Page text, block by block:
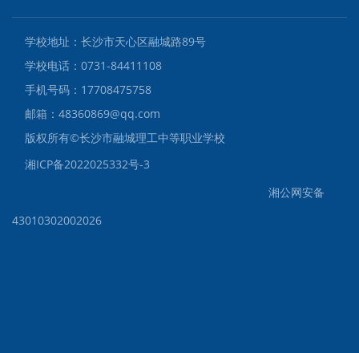
学校地址：长沙市天心区融城路89号
学校电话：0731-84411108
手机号码：17708475758
邮箱：48360869@qq.com
版权所有©️长沙市融城理工中等职业学校
湘ICP备2022025332号-3
湘公网安备
43010302002026